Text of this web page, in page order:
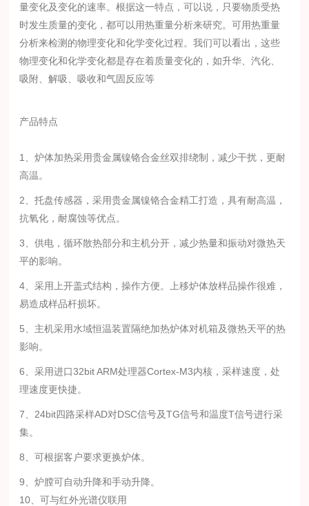
量变化及变化的速率。根据这一特点，可以说，只要物质受热
时发生质量的变化，都可以用热重量分析来研究。可用热重量
分析来检测的物理变化和化学变化过程。我们可以看出，这些
物理变化和化学变化都是存在着质量变化的，如升华、汽化、
吸附、解吸、吸收和气固反应等
产品特点
1、炉体加热采用贵金属镍铬合金丝双排绕制，减少干扰，更耐
高温。
2、托盘传感器，采用贵金属镍铬合金精工打造，具有耐高温，
抗氧化，耐腐蚀等优点。
3、供电，循环散热部分和主机分开，减少热量和振动对微热天
平的影响。
4、采用上开盖式结构，操作方便。上移炉体放样品操作很难，
易造成样品杆损坏。
5、主机采用水域恒温装置隔绝加热炉体对机箱及微热天平的热
影响。
6、采用进口32bit ARM处理器Cortex-M3内核，采样速度，处
理速度更快捷。
7、24bit四路采样AD对DSC信号及TG信号和温度T信号进行采
集。
8、可根据客户要求更换炉体。
9、炉膛可自动升降和手动升降。
10、可与红外光谱仪联用